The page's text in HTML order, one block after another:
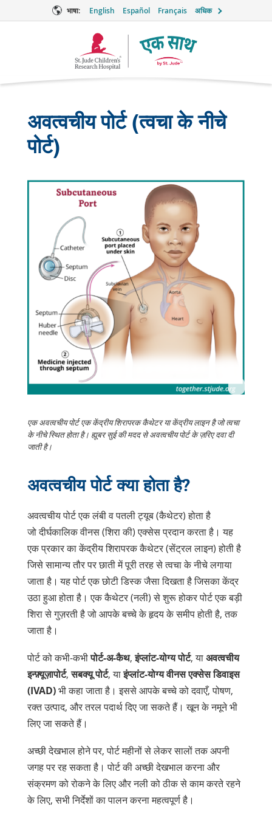
भाषा: English Español Français अधिक
अवत्वचीय पोर्ट (त्वचा के नीचे
पोर्ट)
एक अवत्वचीय पोर्ट एक केंद्रीय शिरापरक कैथेटर या केंद्रीय लाइन है जो त्वचा
के नीचे स्थित होता है। ह्यूबर सुई की मदद से अवत्वचीय पोर्ट के ज़रिए दवा दी
जाती है।
अवत्वचीय पोर्ट क्या होता है?
अवत्वचीय पोर्ट एक लंबी व पतली ट्यूब (कैथेटर) होता है
जो दीर्घकालिक वीनस (शिरा की) एक्सेस प्रदान करता है। यह
एक प्रकार काकेंद्रीय शिरापरक कैथेटर (सेंट्रललाइन) होती है
जिसे सामान्य तौर पर छाती में पूरी तरह से त्वचा के नीचे लगाया
जाता है। यहपोर्टएक छोटी डिस्क जैसा दिखता है जिसका केंद्र
उठा हुआ होता है। एककैथेटर (नली)से शुरू होकरपोर्टएक बड़ी
शिरासे गुज़रती है जो आपके बच्चे के हृदय के समीप होती है, तक
जाता है।
पोर्ट को कभी-कभीपोर्ट-अ-कैथ,इंप्लांट-योग्य पोर्ट, याअवत्वचीय
इन्फ़्यूज़ापोर्ट,सबक्यू पोर्ट, याइंप्लांट-योग्य वीनस एक्सेस डिवाइस
(IVAD)भी कहा जाता है। इससे आपके बच्चे को दवाएँ, पोषण,
रक्त उत्पाद, और तरल पदार्थ दिए जा सकते हैं। खून के नमूने भी
लिए जा सकते हैं।
अच्छी देखभाल होने पर, पोर्ट महीनों से लेकर सालों तक अपनी
जगह पर रह सकता है। पोर्ट की अच्छी देखभाल करना और
संक्रमण को रोकने के लिए और नली को ठीक से काम करते रहने
के लिए, सभी निर्देशों का पालन करना महत्वपूर्ण है।